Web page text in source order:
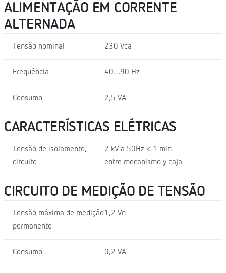
ALIMENTAÇÃO EM CORRENTE
ALTERNADA
Tensão nominal 230 Vca
Frequência 40…90 Hz
Consumo 2,5 VA
CARACTERÍSTICAS ELÉTRICAS
Tensão de isolamento,
circuito
2 kV a 50Hz < 1 min
entre mecanismo y caja
CIRCUITO DE MEDIÇÃO DE TENSÃO
Tensão máxima de medição
permanente
1,2 Vn
Consumo 0,2 VA